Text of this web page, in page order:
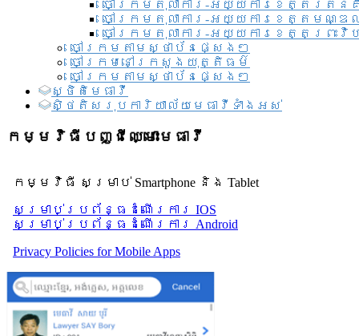
ចៅក្រមតុលាការ-អយ្យការខេត្តរតន
ចៅក្រមតុលាការ-អយ្យការខេត្តមណ្
ចៅក្រមតុលាការ-អយ្យការខេត្តព្រះវិហ
ចៅក្រមតាមស្ថាប័នផ្សេងៗ
ចៅក្រមនៅក្រសួងយុត្តិធម៌
ចៅក្រមតាមស្ថាប័នផ្សេងៗ
ស្ថិតិមេធាវី
សិ្ថតិសរុបការិយាល័យមេធាវីទាំងអស់​
កម្មវិធីបញ្ជីឈ្មោះមេធាវី
កម្មវិធី សម្រាប់ Smartphone និង Tablet
សម្រាប់​ប្រព័ន្ធដំណើរការ IOS
សម្រាប់​ប្រព័ន្ធដំណើរការ Android
Privacy Policies for Mobile Apps